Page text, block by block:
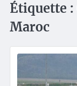
Étiquette :
Maroc